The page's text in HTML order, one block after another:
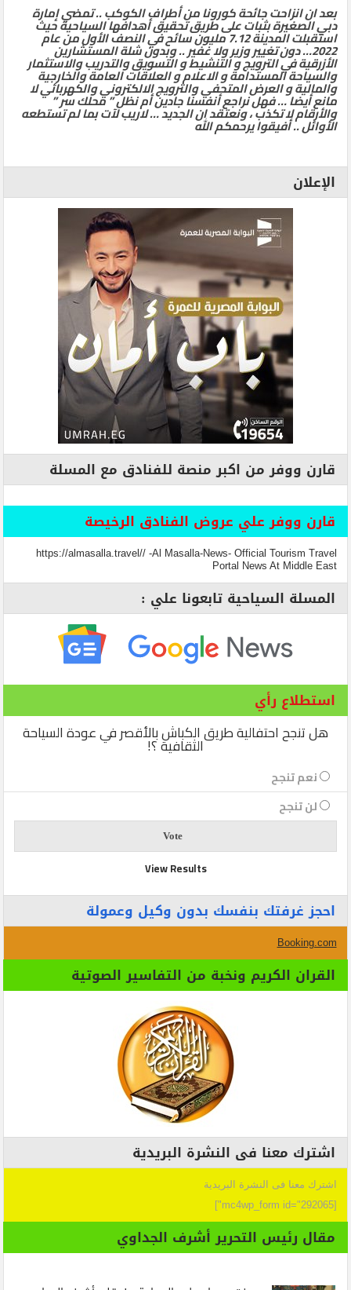
بعد ان انزاحت جائحة كورونا من أطراف الكوكب .. تمضي إمارة
دبي الصغيرة بثبات على طريق تحقيق أهدافها السياحية حيث
استقبلت المدينة 7.12 مليون سائح في النصف الأول من عام
2022… دون تغيير وزير ولا غفير .. وبدون شلة المستشارين
الأزرقية في الترويج و التنشيط و التسويق والتدريب والاستثمار
والسياحة المستدامة و الاعلام و العلاقات العامة والخارجية
والمالية و العرض المتحفي والترويج الالكتروني والكهربائي لا
مانع أيضا … فهل نراجع أنفسنا جادين أم نظل ” محلك سر ”
والأرقام لا تكذب ، ونعتقد ان الجديد … لاريب لآت بما لم تستطعه
الأوائل .. أفيقوا يرحمكم الله
الإعلان
قارن ووفر من اكبر منصة للفنادق مع المسلة
قارن ووفر علي عروض الفنادق الرخيصة
https://almasalla.travel// -Al Masalla-News- Official Tourism Travel
Portal News At Middle East
المسلة السياحية تابعونا علي :
استطلاع رأي
هل تنجح احتفالية طريق الكباش بالأقصر في عودة السياحة
الثقافية ؟!
نعم تنجح
لن تنجح
View Results
احجز غرفتك بنفسك بدون وكيل وعمولة
Booking.com
القران الكريم ونخبة من التفاسير الصوتية
اشترك معنا فى النشرة البريدية
اشترك معنا فى النشرة البريدية
[mc4wp_form id="292065"]
مقال رئيس التحرير أشرف الجداوي